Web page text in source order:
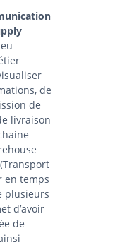
de
de
livraison
en temps
plusieurs
d’avoir
de